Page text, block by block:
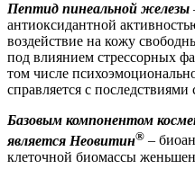
Пептид пинеальной железы
антиоксидантной
воздействие на кожу
под влиянием стрессорных
том числе
справляется с последствиями
Базовым компонентом
является Неовитин® –
клеточной биомассы